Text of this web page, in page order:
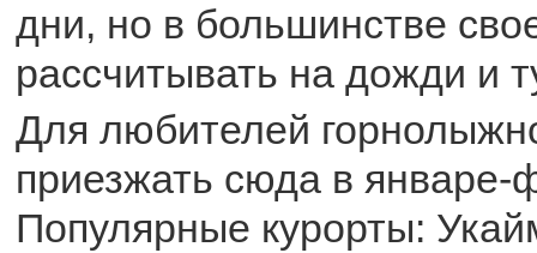
дни, но в большинстве
рассчитывать на дожди и
Для любителей
приезжать сюда в январе-
Популярные курорты: